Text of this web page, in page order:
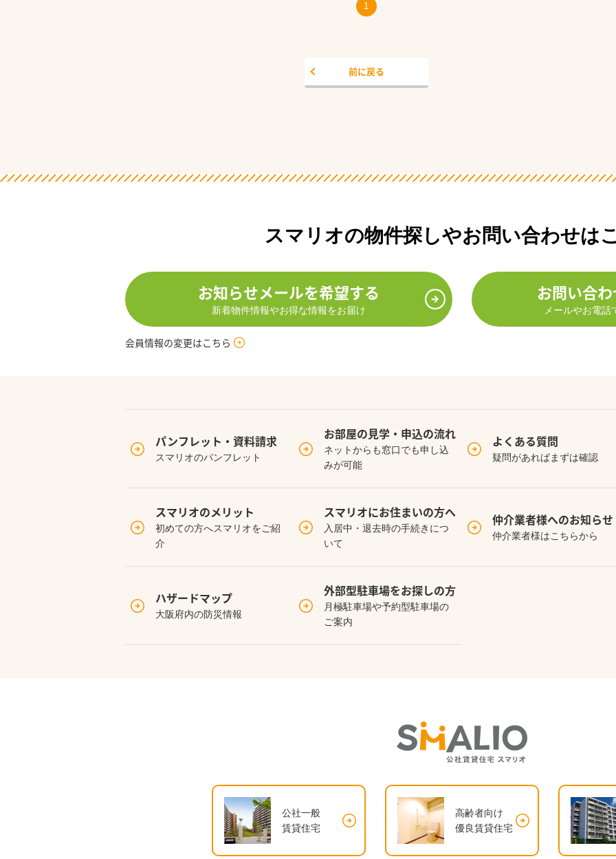
1
前に戻る
スマリオの物件探しやお問い合わせは
お知らせメールを希望する
新着物件情報やお得な情報をお届け
会員情報の変更はこちら
お問い合
メールやお電
パンフレット・ 資料請求
スマリオのパンフレット
お部屋の見学・ 申込の流れ
ネットからも窓口でも申し込
みが可能
よくある質問
疑問があればまずは確認
スマリオのメリット
初めての方へスマリオをご紹
介
スマリオにお住まいの方へ
入居中・退去時の手続きにつ
いて
仲介業者様へのお知らせ
仲介業者様はこちらから
ハザードマップ
大阪府内の防災情報
外部型駐車場をお探しの方
月極駐車場や予約型駐車場の
ご案内
公社一般
賃貸住宅
高齢者向け
優良賃貸住宅